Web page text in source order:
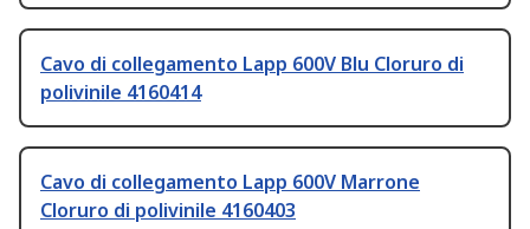
Cavo di collegamento Lapp 600V Blu Cloruro di
polivinile 4160414
Cavo di collegamento Lapp 600V Marrone
Cloruro di polivinile 4160403